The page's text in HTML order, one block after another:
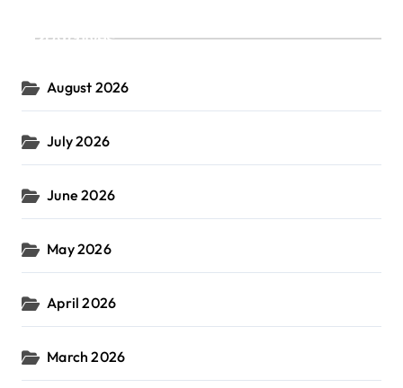
Archives
August 2026
July 2026
June 2026
May 2026
April 2026
March 2026